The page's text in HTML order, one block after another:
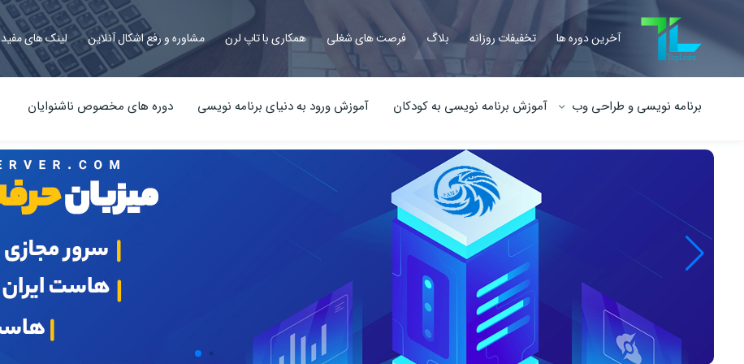
آخرین دوره ها تخفیفات روزانه بلاگ فرصت های شغلی همکاری با تاپ لرن مشاوره و رفع اشکال آنلاین لینک های مفید
برنامه نویسی و طراحی وب آموزش برنامه نویسی به کودکان آموزش ورود به دنیای برنامه نویسی دوره های مخصوص ناشنوایان